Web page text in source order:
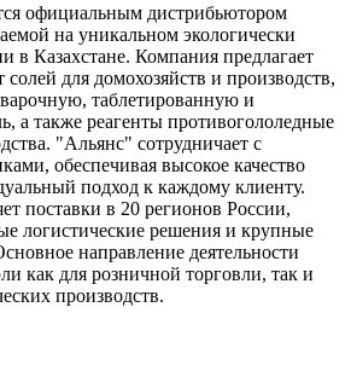
официальным дистрибьютором
на уникальном экологически
в Казахстане. Компания предлагает
для домохозяйств и производств,
таблетированную и
а также реагенты противогололедные
"Альянс" сотрудничает с
обеспечивая высокое качество
подход к каждому клиенту.
поставки в 20 регионов России,
логистические решения и крупные
направление деятельности
как для розничной торговли, так и
производств.